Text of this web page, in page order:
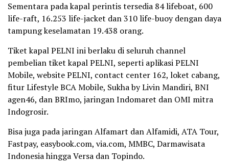
Sementara pada kapal perintis tersedia 84 lifeboat, 600
life-raft, 16.253 life-jacket dan 310 life-buoy dengan daya
tampung keselamatan 19.438 orang.
Tiket kapal PELNI ini berlaku di seluruh channel
pembelian tiket kapal PELNI, seperti aplikasi PELNI
Mobile, website PELNI, contact center 162, loket cabang,
fitur Lifestyle BCA Mobile, Sukha by Livin Mandiri, BNI
agen46, dan BRImo, jaringan Indomaret dan OMI mitra
Indogrosir.
Bisa juga pada jaringan Alfamart dan Alfamidi, ATA Tour,
Fastpay, easybook.com, via.com, MMBC, Darmawisata
Indonesia hingga Versa dan Topindo.